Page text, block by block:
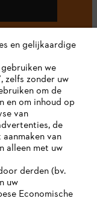
en gelijkaardige
we
zelfs zonder uw
om de
en om inhoud op
van
de
van
alleen met uw
derden (bv.
uw
Economische